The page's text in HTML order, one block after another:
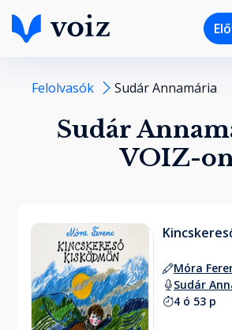
Felolvasók Sudár Annamária
Sudár
VOIZ-
Móra
Sudár
4 ó 53 p